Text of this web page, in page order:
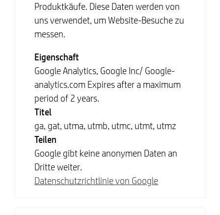
Produktkäufe. Diese Daten werden von
uns verwendet, um Website-Besuche zu
messen.
Eigenschaft
Google Analytics, Google Inc/ Google-
analytics.com Expires after a maximum
period of 2 years.
Titel
ga, gat, utma, utmb, utmc, utmt, utmz
Teilen
Google gibt keine anonymen Daten an
Dritte weiter.
Datenschutzrichtlinie von Google